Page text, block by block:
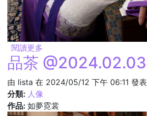
閱讀更多
品茶 @2024.02.03
由 lista 在 2024/05/12 下午 06:11 發表
分類: 人像
作品: 如夢霓裳